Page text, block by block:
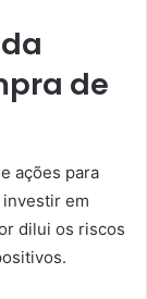
de
ações para
em
dilui os riscos